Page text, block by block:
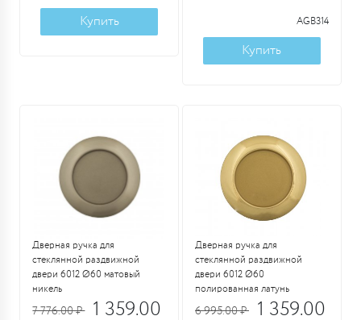
Купить AGB314
Купить
Дверная ручка для
стеклянной раздвижной
двери 6012 Ø60 матовый
никель
7 776.00 ₽ 1 359.00
Дверная ручка для
стеклянной раздвижной
двери 6012 Ø60
полированная латунь
6 995.00 ₽ 1 359.00